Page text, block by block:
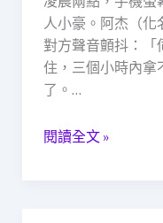
人小豪。阿杰（化
對方聲音顫抖：「
住，三個小時內拿
了。…
位
APP
開
發
員
當
閱讀全文 »